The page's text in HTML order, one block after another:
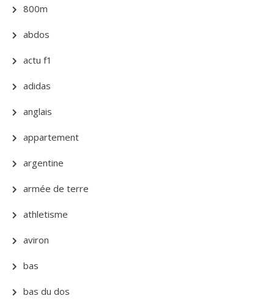
800m
abdos
actu f1
adidas
anglais
appartement
argentine
armée de terre
athletisme
aviron
bas
bas du dos